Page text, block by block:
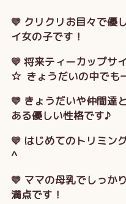
💛 クリクリお目々で優
イ女の子です！
💛 将来ティーカップサ
☆ きょうだいの中でも
💛 きょうだいや仲間達
ある優しい性格です♪
💛 はじめてのトリミン
^
💛 ママの母乳でしっか
満点です！